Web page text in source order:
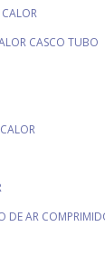
CALOR
CASCO TUBO
DE AR